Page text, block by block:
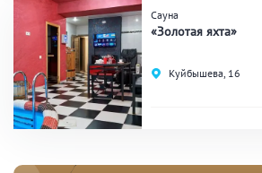
Сауна
«Золотая яхта»
Куйбышева, 16